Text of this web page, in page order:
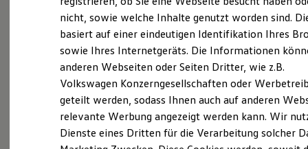
Garantie und Lebensdauer
Nachhaltigkeit
Technologie
Kosten und Kauf
Verbrauchskosten
Kaufoptionen
E-Auto-Förderung
Software und Konnektivität
Die ID. Software 6
ID. Software Versionen und Updates
Digitale Extras
Schnittstellen zu Ihrem ID.
Servicetermin buchen
Serviceanfrage stellen
nicht, sowie welche Inhalte genutzt worden sind.
basiert auf einer eindeutigen Identifikation Ihres
sowie Ihres Internetgeräts. Die Informationen
anderen Webseiten oder Seiten Dritter, wie z.B.
Volkswagen Konzerngesellschaften oder
geteilt werden, sodass Ihnen auch auf anderen
relevante Werbung angezeigt werden kann. Wir
Dienste eines Dritten für die Verarbeitung solcher